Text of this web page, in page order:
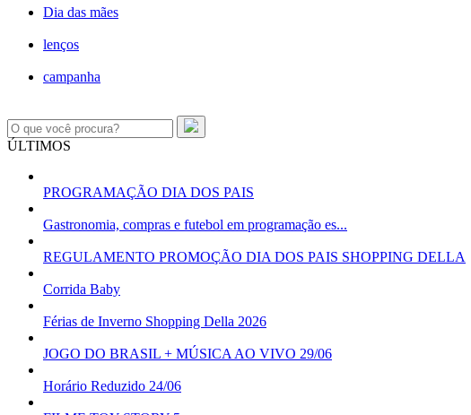
Dia das mães
lenços
campanha
ÚLTIMOS
PROGRAMAÇÃO DIA DOS PAIS
Gastronomia, compras e futebol em programação es...
REGULAMENTO PROMOÇÃO DIA DOS PAIS SHOPPING DELLA
Corrida Baby
Férias de Inverno Shopping Della 2026
JOGO DO BRASIL + MÚSICA AO VIVO 29/06
Horário Reduzido 24/06